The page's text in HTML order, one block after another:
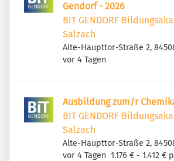
Gendorf - 2026
BIT GENDORF
Salzach
Alte-Haupttor-Straße 2,
an der Alz, Deutschland
Veröffentlicht
vor 4 Tagen
Ausbildung zum/r
BIT GENDORF
Salzach
Alte-Haupttor-Straße 2,
an der Alz, Deutschland
Veröffentlicht:
vor 4 Tagen 1.176 € - 1.412 €